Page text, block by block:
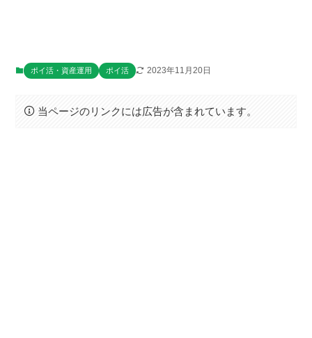
ポイ活・資産運用 ポイ活 2023年11月20日
当ページのリンクには広告が含まれています。